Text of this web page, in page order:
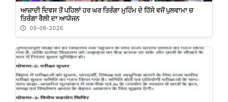
ਆਜ਼ਾਦੀ ਦਿਵਸ ਤੋਂ ਪਹਿਲਾਂ ਹਰ ਘਰ ਤਿਰੰਗਾ ਮੁਹਿੰਮ ਦੇ ਹਿੱਸੇ ਵਜੋਂ ਪੁਲਵਾਮਾ ਚ
ਤਿਰੰਗਾ ਰੈਲੀ ਦਾ ਆਯੋਜਨ
09-08-2026